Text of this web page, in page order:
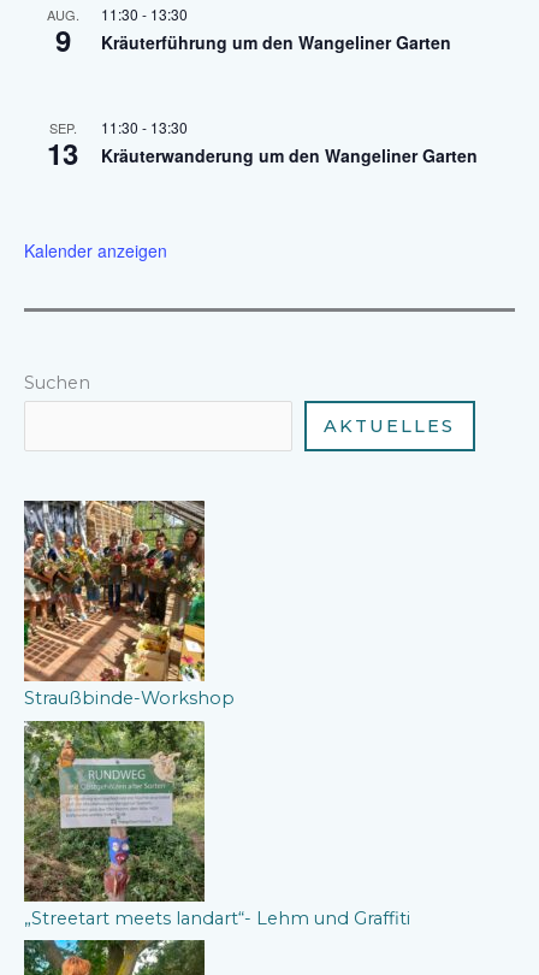
AUG.
9
11:30 - 13:30
Kräuterführung um den Wangeliner Garten
SEP.
13
11:30 - 13:30
Kräuterwanderung um den Wangeliner Garten
Kalender anzeigen
Suchen
AKTUELLES
Straußbinde-Workshop
„Streetart meets landart“- Lehm und Graffiti